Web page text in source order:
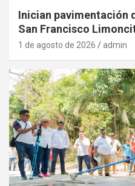
Inician pavimentación
San Francisco
1 de agosto de 2026 admin